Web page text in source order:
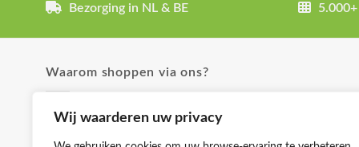
Wij waarderen uw privacy
Bezorging in NL & BE
Waarom shoppen via ons?
✓ Uitgebreide product omschrijvingen